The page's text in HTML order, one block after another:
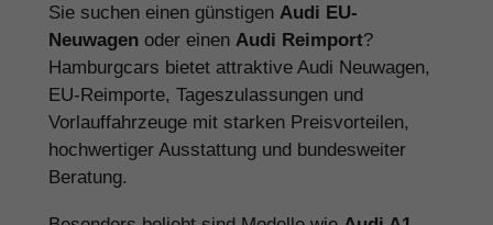
Sie suchen einen günstigen Audi EU-
Neuwagen oder einen Audi Reimport?
Hamburgcars bietet attraktive Audi Neuwagen,
EU-Reimporte, Tageszulassungen und
Vorlauffahrzeuge mit starken Preisvorteilen,
hochwertiger Ausstattung und bundesweiter
Beratung.